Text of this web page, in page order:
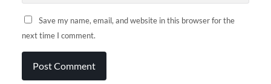
Save my name, email, and website in this browser for the
next time I comment.